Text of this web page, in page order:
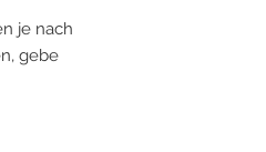
je nach
gebe